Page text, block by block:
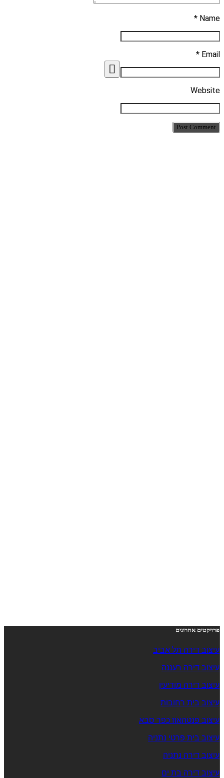
Name *
Email *
Website
Post Comment
פרויקטים אחרונים
עיצוב דירה תל אביב
עיצוב דירה רעננה
עיצוב דירה מודיעין
עיצוב בית רחובות
עיצוב פנטהאוז כפר סבא
עיצוב בית פרטי נתניה
עיצוב דירה נתניה
עיצוב דירה בת ים